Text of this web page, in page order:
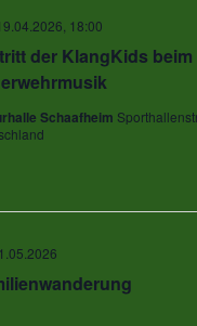
der KlangKids beim
18:00
Schaafheim